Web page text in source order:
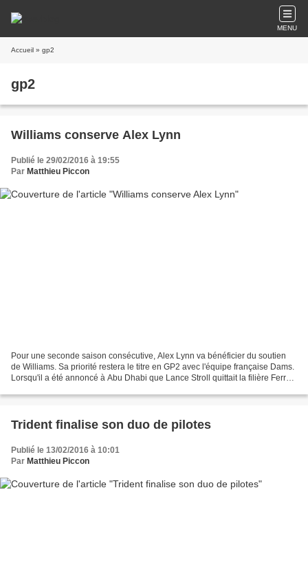
MENU
Accueil » gp2
gp2
Williams conserve Alex Lynn
Publié le 29/02/2016 à 19:55
Par Matthieu Piccon
Pour une seconde saison consécutive, Alex Lynn va bénéficier du soutien
de Williams. Sa priorité restera le titre en GP2 avec l'équipe française Dams.
Lorsqu'il a été annoncé à Abu Dhabi que Lance Stroll quittait la filière Ferrari
Trident finalise son duo de pilotes
Publié le 13/02/2016 à 10:01
Par Matthieu Piccon